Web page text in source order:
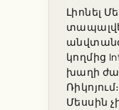
Լիոնել
կողմից
խաղի
Մեսսին